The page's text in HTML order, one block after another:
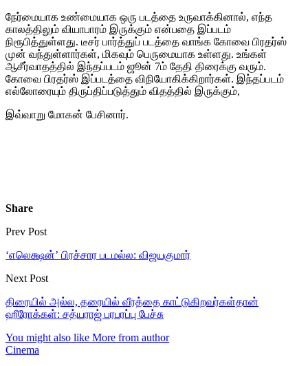
நேர்மையாக உண்மையாக ஒரு படத்தை உருவாக்கினால், எந்த
காலத்திலும் வியாபாரம் இருக்கும் என்பதை இப்படம்
நிரூபித்துள்ளது. டீசர் பார்த்துப் படத்தை வாங்க கோவை பிரதர்ஸ்
முன் வந்துள்ளார்கள், மிகவும் பெருமையாக உள்ளது. உங்கள்
ஆசீர்வாதத்தில் இந்தப்படம் ஜூன் 7ம் தேதி திரைக்கு வரும்.
கோவை பிரதர்ஸ் இப்படத்தை விநியோகிக்கிறார்கள். இந்தப்படம்
எல்லோரையும் திருப்திப்படுத்தும் விதத்தில் இருக்கும்,
இவ்வாறு மோகன் பேசினார்.
Share
Prev Post
‘எலெக்ஷன்’ பிரச்சார படமல்ல: விஜயகுமார்
Next Post
திரையில் அல்ல, தரையில் வீரத்தை காட்டுகிறவர்கள்தான்
ஹீரோக்கள்: சத்யராஜ் பரபரப்பு பேச்சு
You might also like More from author
Cinema